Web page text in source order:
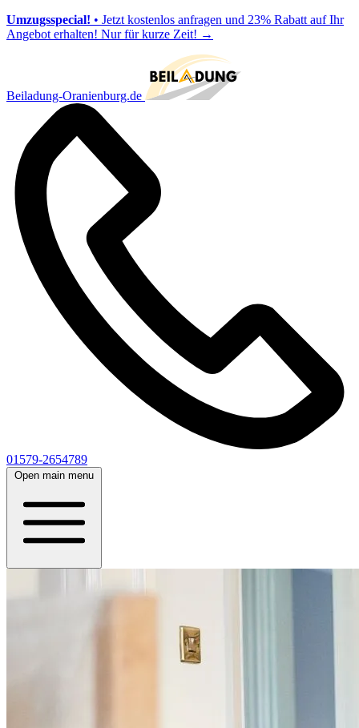
Umzugsspecial! • Jetzt kostenlos anfragen und 23% Rabatt auf Ihr
Angebot erhalten! Nur für kurze Zeit! →
Beiladung-Oranienburg.de
01579-2654789
Open main menu